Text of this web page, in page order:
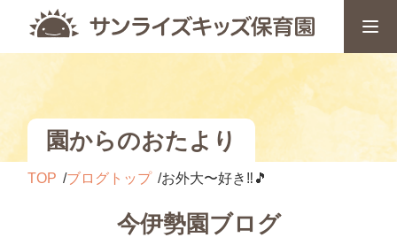
園からのおたより
TOP ブログトップ お外大〜好き‼️🎵
今伊勢園ブログ